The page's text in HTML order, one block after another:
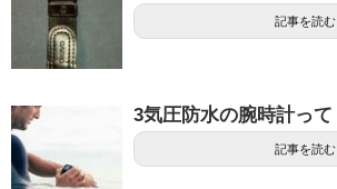
記事を読む
3気圧防水の腕時計って
記事を読む